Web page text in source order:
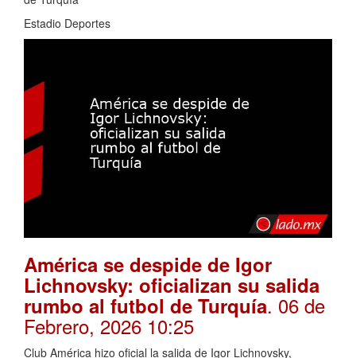
Estadio Deportes
América se despide de Igor
Lichnovsky: oficializan su salida
rumbo al futbol de Turquía. 06 de
Febrero, 2026 10:25
Club América hizo oficial la salida de Igor Lichnovsky,